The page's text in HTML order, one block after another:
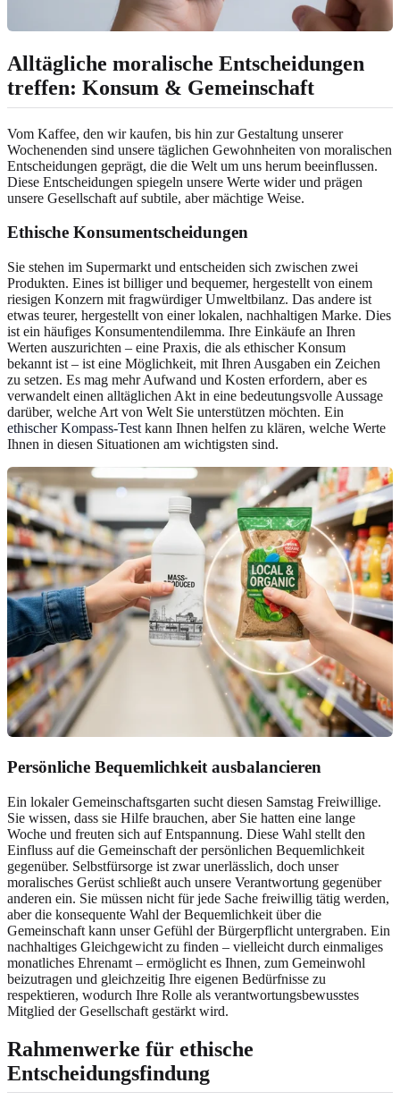
Alltägliche moralische Entscheidungen
treffen: Konsum & Gemeinschaft
Vom Kaffee, den wir kaufen, bis hin zur Gestaltung unserer
Wochenenden sind unsere täglichen Gewohnheiten von moralischen
Entscheidungen geprägt, die die Welt um uns herum beeinflussen.
Diese Entscheidungen spiegeln unsere Werte wider und prägen
unsere Gesellschaft auf subtile, aber mächtige Weise.
Ethische Konsumentscheidungen
Sie stehen im Supermarkt und entscheiden sich zwischen zwei
Produkten. Eines ist billiger und bequemer, hergestellt von einem
riesigen Konzern mit fragwürdiger Umweltbilanz. Das andere ist
etwas teurer, hergestellt von einer lokalen, nachhaltigen Marke. Dies
ist ein häufiges Konsumentendilemma. Ihre Einkäufe an Ihren
Werten auszurichten – eine Praxis, die als ethischer Konsum
bekannt ist – ist eine Möglichkeit, mit Ihren Ausgaben ein Zeichen
zu setzen. Es mag mehr Aufwand und Kosten erfordern, aber es
verwandelt einen alltäglichen Akt in eine bedeutungsvolle Aussage
darüber, welche Art von Welt Sie unterstützen möchten. Ein
ethischer Kompass-Test kann Ihnen helfen zu klären, welche Werte
Ihnen in diesen Situationen am wichtigsten sind.
Persönliche Bequemlichkeit ausbalancieren
Ein lokaler Gemeinschaftsgarten sucht diesen Samstag Freiwillige.
Sie wissen, dass sie Hilfe brauchen, aber Sie hatten eine lange
Woche und freuten sich auf Entspannung. Diese Wahl stellt den
Einfluss auf die Gemeinschaft der persönlichen Bequemlichkeit
gegenüber. Selbstfürsorge ist zwar unerlässlich, doch unser
moralisches Gerüst schließt auch unsere Verantwortung gegenüber
anderen ein. Sie müssen nicht für jede Sache freiwillig tätig werden,
aber die konsequente Wahl der Bequemlichkeit über die
Gemeinschaft kann unser Gefühl der Bürgerpflicht untergraben. Ein
nachhaltiges Gleichgewicht zu finden – vielleicht durch einmaliges
monatliches Ehrenamt – ermöglicht es Ihnen, zum Gemeinwohl
beizutragen und gleichzeitig Ihre eigenen Bedürfnisse zu
respektieren, wodurch Ihre Rolle als verantwortungsbewusstes
Mitglied der Gesellschaft gestärkt wird.
Rahmenwerke für ethische
Entscheidungsfindung